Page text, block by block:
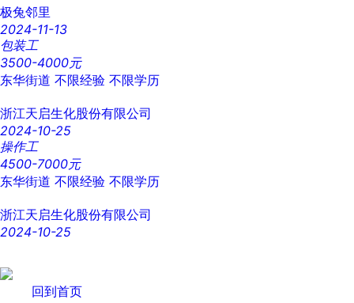
极兔邻里
2024-11-13
包装工
3500-4000元
东华街道 不限经验 不限学历
浙江天启生化股份有限公司
2024-10-25
操作工
4500-7000元
东华街道 不限经验 不限学历
浙江天启生化股份有限公司
2024-10-25
回到首页